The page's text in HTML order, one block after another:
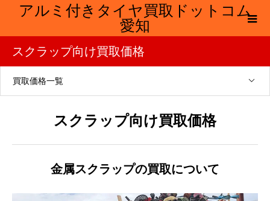
アルミ付きタイヤ買取ドットコム
愛知
スクラップ向け買取価格
買取価格一覧
スクラップ向け買取価格
金属スクラップの買取について